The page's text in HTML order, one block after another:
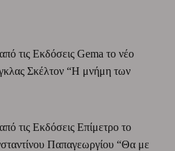
τις Εκδόσεις Gema το νέο
Σκέλτον “Η μνήμη των
τις Εκδόσεις Επίμετρο το
Παπαγεωργίου “Θα με